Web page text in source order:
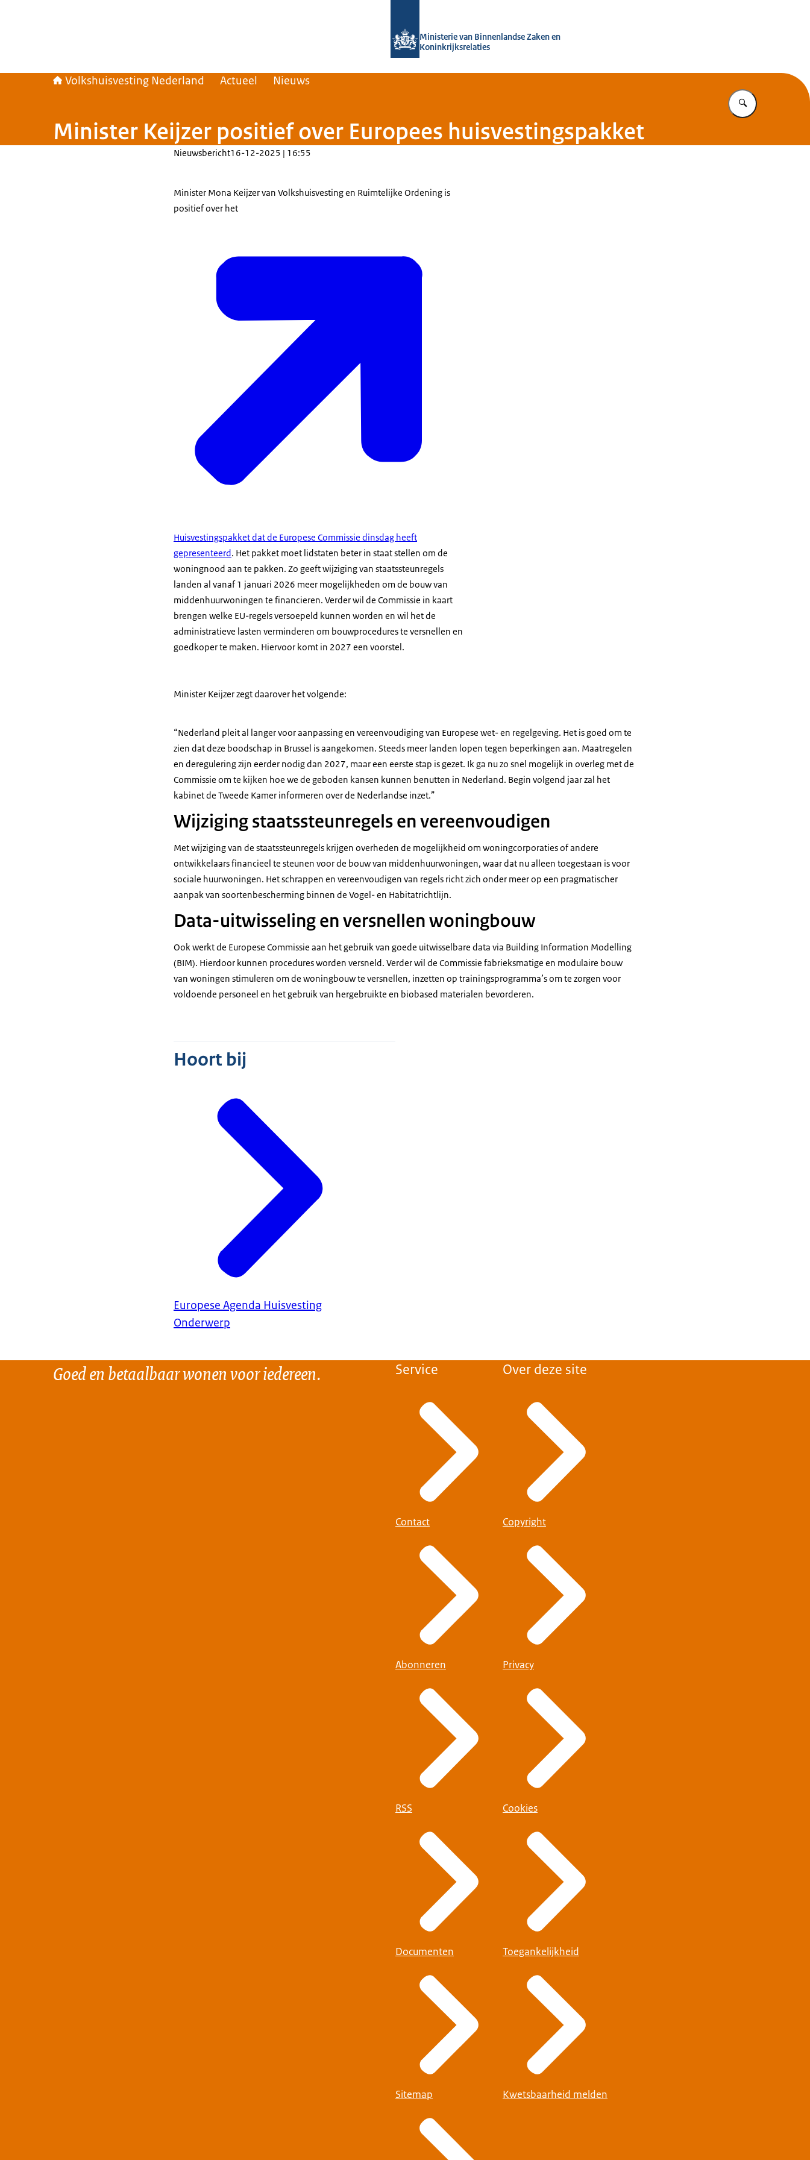
Ministerie van Binnenlandse Zaken en
Koninkrijksrelaties
Volkshuisvesting Nederland Actueel Nieuws
Vul in wat u
Minister Keijzer positief over Europees huisvestingspakket
Nieuwsbericht16-12-2025 | 16:55
Minister Mona Keijzer van Volkshuisvesting en Ruimtelijke Ordening is
positief over het
Huisvestingspakket dat de Europese Commissie dinsdag heeft
gepresenteerd. Het pakket moet lidstaten beter in staat stellen om de
woningnood aan te pakken. Zo geeft wijziging van staatssteunregels
landen al vanaf 1 januari 2026 meer mogelijkheden om de bouw van
middenhuurwoningen te financieren. Verder wil de Commissie in kaart
brengen welke EU-regels versoepeld kunnen worden en wil het de
administratieve lasten verminderen om bouwprocedures te versnellen en
goedkoper te maken. Hiervoor komt in 2027 een voorstel.
Minister Keijzer zegt daarover het volgende:
“Nederland pleit al langer voor aanpassing en vereenvoudiging van Europese wet- en regelgeving. Het is goed om te
zien dat deze boodschap in Brussel is aangekomen. Steeds meer landen lopen tegen beperkingen aan. Maatregelen
en deregulering zijn eerder nodig dan 2027, maar een eerste stap is gezet. Ik ga nu zo snel mogelijk in overleg met de
Commissie om te kijken hoe we de geboden kansen kunnen benutten in Nederland. Begin volgend jaar zal het
kabinet de Tweede Kamer informeren over de Nederlandse inzet.”
Wijziging staatssteunregels en vereenvoudigen
Met wijziging van de staatssteunregels krijgen overheden de mogelijkheid om woningcorporaties of andere
ontwikkelaars financieel te steunen voor de bouw van middenhuurwoningen, waar dat nu alleen toegestaan is voor
sociale huurwoningen. Het schrappen en vereenvoudigen van regels richt zich onder meer op een pragmatischer
aanpak van soortenbescherming binnen de Vogel- en Habitatrichtlijn.
Data-uitwisseling en versnellen woningbouw
Ook werkt de Europese Commissie aan het gebruik van goede uitwisselbare data via Building Information Modelling
(BIM). Hierdoor kunnen procedures worden versneld. Verder wil de Commissie fabrieksmatige en modulaire bouw
van woningen stimuleren om de woningbouw te versnellen, inzetten op trainingsprogramma’s om te zorgen voor
voldoende personeel en het gebruik van hergebruikte en biobased materialen bevorderen.
Hoort bij
Europese Agenda Huisvesting
Onderwerp
Goed en betaalbaar wonen voor iedereen. Service
Contact
Abonneren
RSS
Documenten
Sitemap
Over deze site
Copyright
Privacy
Cookies
Toegankelijkheid
Kwetsbaarheid melden